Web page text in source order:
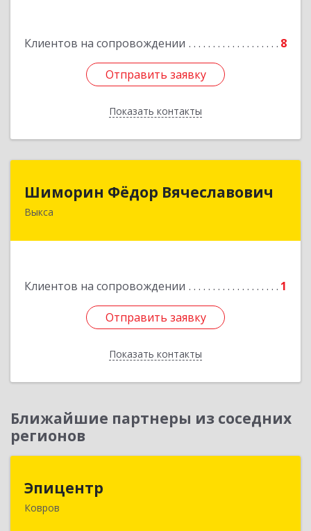
Клиентов на сопровождении 8
Отправить заявку
Показать контакты
Подробнее
Отправить заявку
Назад
Шиморин Фёдор Вячеславович
Выкса
Клиентов на сопровождении 1
Отправить заявку
Показать контакты
Шиморин Фёдор Вячеславович
Отправить заявку
Назад
Ближайшие партнеры из соседних
регионов
Эпицентр
Ковров
601900, Владимирская обл, Ковров г, Барсукова